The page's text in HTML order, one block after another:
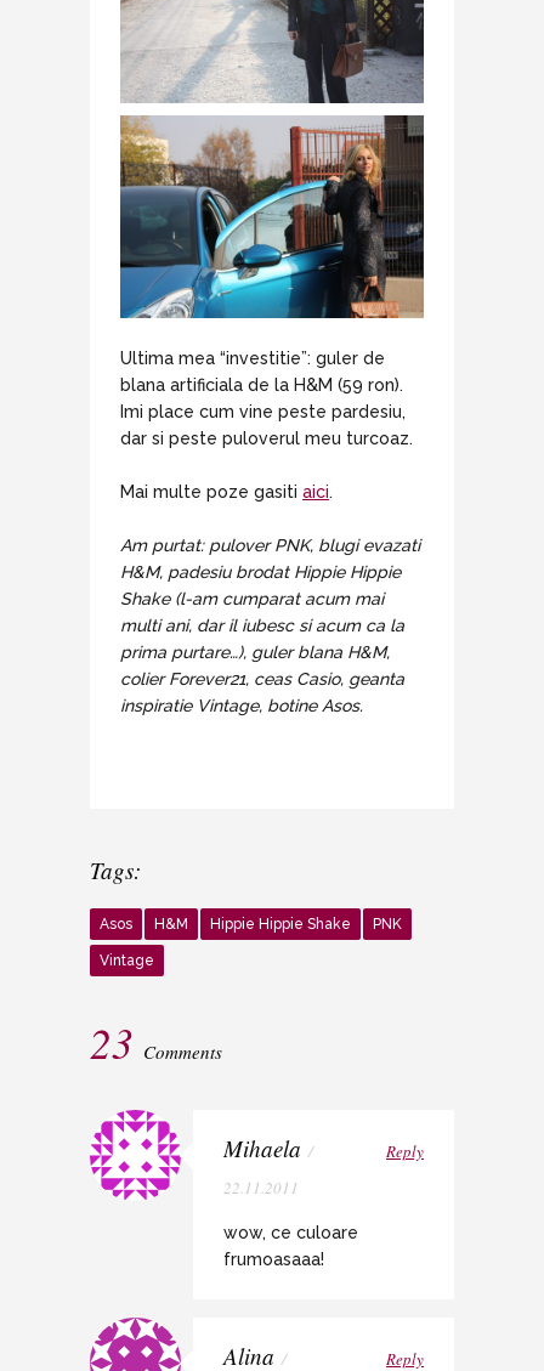
Ultima mea “investitie”: guler de
blana artificiala de la H&M (59 ron).
Imi place cum vine peste pardesiu,
dar si peste puloverul meu turcoaz.
Mai multe poze gasiti aici.
Am purtat: pulover PNK, blugi evazati
H&M, padesiu brodat Hippie Hippie
Shake (l-am cumparat acum mai
multi ani, dar il iubesc si acum ca la
prima purtare…), guler blana H&M,
colier Forever21, ceas Casio, geanta
inspiratie Vintage, botine Asos.
Tags:
Asos H&M Hippie Hippie Shake PNK
Vintage
23 Comments
Mihaela /
22.11.2011
Reply
wow, ce culoare
frumoasaaa!
Alina / Reply